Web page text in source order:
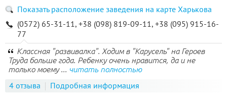
Показать расположение заведения на карте Харькова
(0572) 65-31-11, +38 (098) 819-09-11, +38 (095) 915-16-
77
Классная "развивалка". Ходим в "Карусель" на Героев
Труда больше года. Ребенку очень нравится, да и не
только моему ... читать полностью
4 отзыва Подробная информация